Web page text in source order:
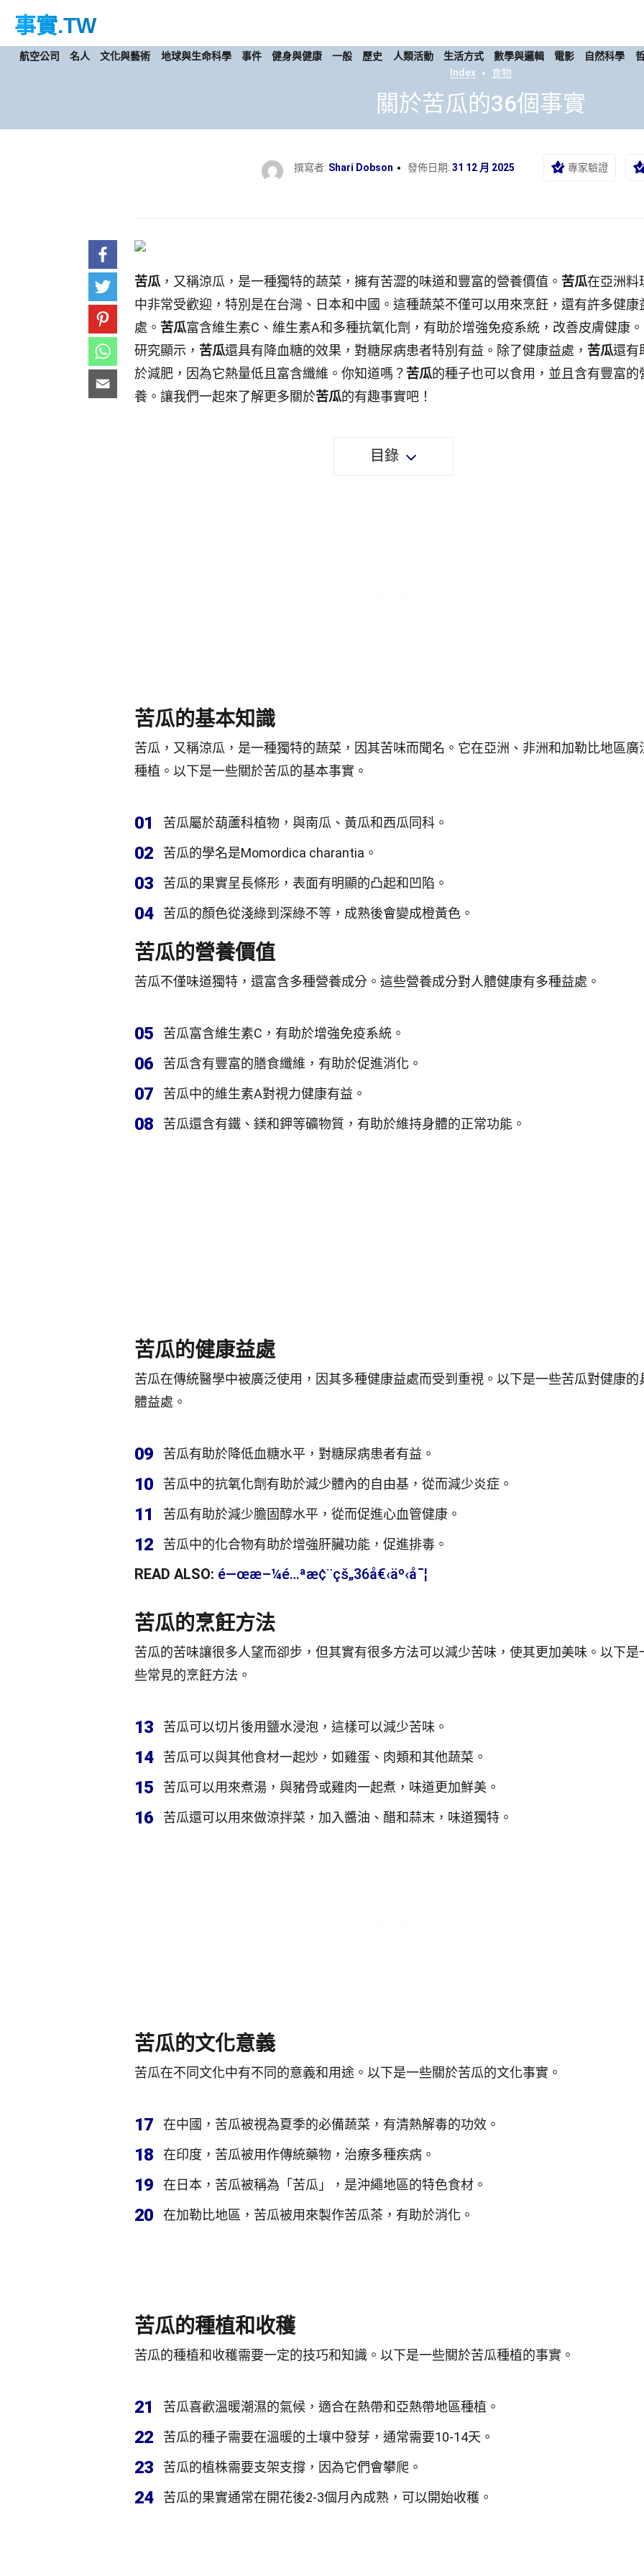
事實.TW
航空公司 名人 文化與藝術 地球與生命科學 事件 健身與健康 一般 歷史 人類活動 生活方式 數學與邏輯 電影 自然科學
Index
食物
關於苦瓜的36個事實
撰寫者: Shari Dobson 發佈日期: 31 12 月 2025 專家驗證
苦瓜 ，又稱涼瓜，是一種獨特的蔬菜，擁有苦澀的味道和豐富的營養價值。 苦瓜在亞洲料
中非常受歡迎，特別是在台灣、日本和中國。這種蔬菜不僅可以用來烹飪，還有許多健康
處。 苦瓜富含維生素C、維生素A和多種抗氧化劑，有助於增強免疫系統，改善皮膚健康。
研究顯示， 苦瓜還具有降血糖的效果，對糖尿病患者特別有益。除了健康益處， 苦瓜還有
於減肥，因為它熱量低且富含纖維。你知道嗎？ 苦瓜的種子也可以食用，並且含有豐富的
養。讓我們一起來了解更多關於苦瓜的有趣事實吧！
目錄
苦瓜的基本知識
苦瓜，又稱涼瓜，是一種獨特的蔬菜，因其苦味而聞名。它在亞洲、非洲和加勒比地區廣
種植。以下是一些關於苦瓜的基本事實。
01 苦瓜屬於葫蘆科植物，與南瓜、黃瓜和西瓜同科。
02 苦瓜的學名是Momordica charantia。
03 苦瓜的果實呈長條形，表面有明顯的凸起和凹陷。
04 苦瓜的顏色從淺綠到深綠不等，成熟後會變成橙黃色。
苦瓜的營養價值
苦瓜不僅味道獨特，還富含多種營養成分。這些營養成分對人體健康有多種益處。
05 苦瓜富含維生素C，有助於增強免疫系統。
06 苦瓜含有豐富的膳食纖維，有助於促進消化。
07 苦瓜中的維生素A對視力健康有益。
08 苦瓜還含有鐵、鎂和鉀等礦物質，有助於維持身體的正常功能。
苦瓜的健康益處
苦瓜在傳統醫學中被廣泛使用，因其多種健康益處而受到重視。以下是一些苦瓜對健康的
體益處。
09 苦瓜有助於降低血糖水平，對糖尿病患者有益。
10 苦瓜中的抗氧化劑有助於減少體內的自由基，從而減少炎症。
11 苦瓜有助於減少膽固醇水平，從而促進心血管健康。
12 苦瓜中的化合物有助於增強肝臟功能，促進排毒。
READ ALSO: é—œæ–¼é…ªæ¢¨çš„36å€‹äº‹å¯¦
苦瓜的烹飪方法
苦瓜的苦味讓很多人望而卻步，但其實有很多方法可以減少苦味，使其更加美味。以下是
些常見的烹飪方法。
13 苦瓜可以切片後用鹽水浸泡，這樣可以減少苦味。
14 苦瓜可以與其他食材一起炒，如雞蛋、肉類和其他蔬菜。
15 苦瓜可以用來煮湯，與豬骨或雞肉一起煮，味道更加鮮美。
16 苦瓜還可以用來做涼拌菜，加入醬油、醋和蒜末，味道獨特。
苦瓜的文化意義
苦瓜在不同文化中有不同的意義和用途。以下是一些關於苦瓜的文化事實。
17 在中國，苦瓜被視為夏季的必備蔬菜，有清熱解毒的功效。
18 在印度，苦瓜被用作傳統藥物，治療多種疾病。
19 在日本，苦瓜被稱為「苦瓜」，是沖繩地區的特色食材。
20 在加勒比地區，苦瓜被用來製作苦瓜茶，有助於消化。
苦瓜的種植和收穫
苦瓜的種植和收穫需要一定的技巧和知識。以下是一些關於苦瓜種植的事實。
21 苦瓜喜歡溫暖潮濕的氣候，適合在熱帶和亞熱帶地區種植。
22 苦瓜的種子需要在溫暖的土壤中發芽，通常需要10-14天。
23 苦瓜的植株需要支架支撐，因為它們會攀爬。
24 苦瓜的果實通常在開花後2-3個月內成熟，可以開始收穫。